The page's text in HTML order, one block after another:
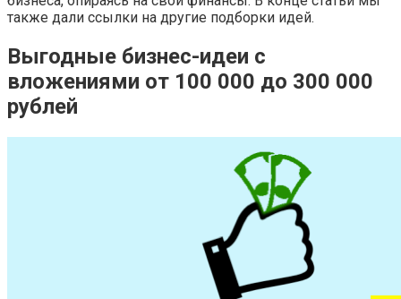
также дали ссылки на другие подборки идей.
Выгодные бизнес-идеи с
вложениями от 100 000 до 300 000
рублей